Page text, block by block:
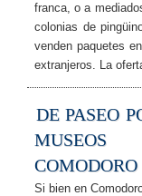
franca, o a
colonias de
venden paquetes
extranjeros. La
DE PASEO
COMODORO
Si bien en